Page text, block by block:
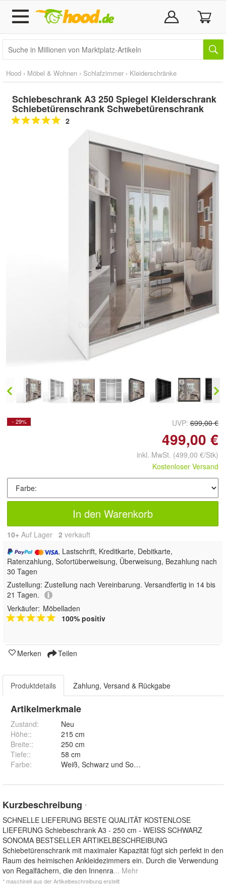
Hood › Möbel & Wohnen › Schlafzimmer › Kleiderschränke
Schiebeschrank A3 250 Spiegel Kleiderschrank
Schiebetürenschrank Schwebetürenschrank
2
Doppelt antippen zum
vergrößern
- 29% UVP: 699,00 €
499,00 €
inkl. MwSt. (499,00 €/Stk)
Kostenloser Versand
In den Warenkorb
10+ Auf Lager 2 verkauft
, Lastschrift, Kreditkarte, Debitkarte,
Ratenzahlung, Sofortüberweisung, Überweisung, Bezahlung nach
30 Tagen
Zustellung: Zustellung nach Vereinbarung. Versandfertig in 14 bis
21 Tagen.
Verkäufer: Möbelladen
100% positiv
Merken Teilen
Produktdetails Zahlung, Versand & Rückgabe
Artikelmerkmale
Zustand:
Neu
Höhe::
215 cm
Breite::
250 cm
Tiefe::
58 cm
Farbe: Weiß, Schwarz und Sonoma
Kurzbeschreibung *
SCHNELLE LIEFERUNG BESTE QUALITÄT KOSTENLOSE
LIEFERUNG Schiebeschrank A3 - 250 cm - WEISS SCHWARZ
SONOMA BESTSELLER ARTIKELBESCHREIBUNG
Schiebetürenschrank mit maximaler Kapazität fügt sich perfekt in den
Raum des heimischen Ankleidezimmers ein. Durch die Verwendung
von Regalfächern, die den Innenra... Mehr
* maschinell aus der Artikelbeschreibung erstellt